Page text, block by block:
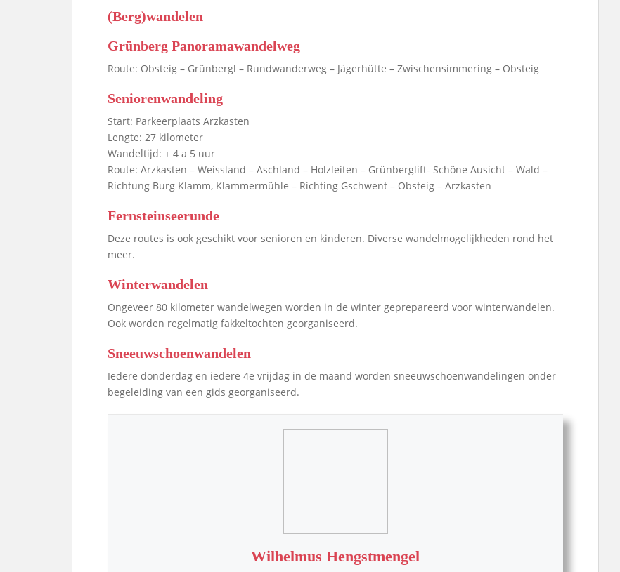
(Berg)wandelen
Grünberg Panoramawandelweg
Route: Obsteig – Grünbergl – Rundwanderweg – Jägerhütte – Zwischensimmering – Obsteig
Seniorenwandeling
Start: Parkeerplaats Arzkasten
Lengte: 27 kilometer
Wandeltijd: ± 4 a 5 uur
Route: Arzkasten – Weissland – Aschland – Holzleiten – Grünberglift- Schöne Ausicht – Wald –
Richtung Burg Klamm, Klammermühle – Richting Gschwent – Obsteig – Arzkasten
Fernsteinseerunde
Deze routes is ook geschikt voor senioren en kinderen. Diverse wandelmogelijkheden rond het
meer.
Winterwandelen
Ongeveer 80 kilometer wandelwegen worden in de winter geprepareerd voor winterwandelen.
Ook worden regelmatig fakkeltochten georganiseerd.
Sneeuwschoenwandelen
Iedere donderdag en iedere 4e vrijdag in de maand worden sneeuwschoenwandelingen onder
begeleiding van een gids georganiseerd.
Wilhelmus Hengstmengel